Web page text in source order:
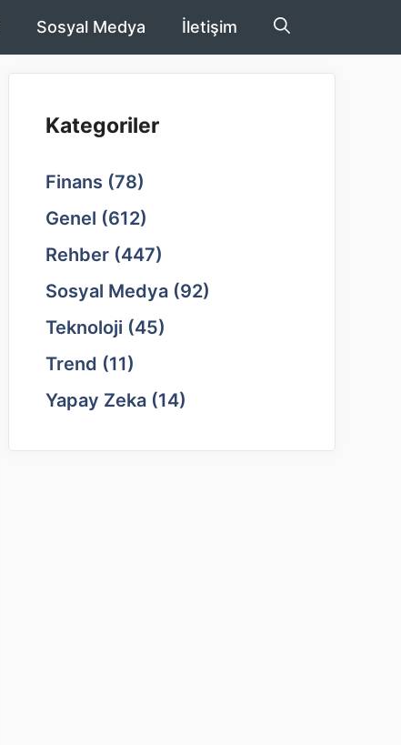
Sosyal Medya İletişim
Kategoriler
Finans (78)
Genel (612)
Rehber (447)
Sosyal Medya (92)
Teknoloji (45)
Trend (11)
Yapay Zeka (14)